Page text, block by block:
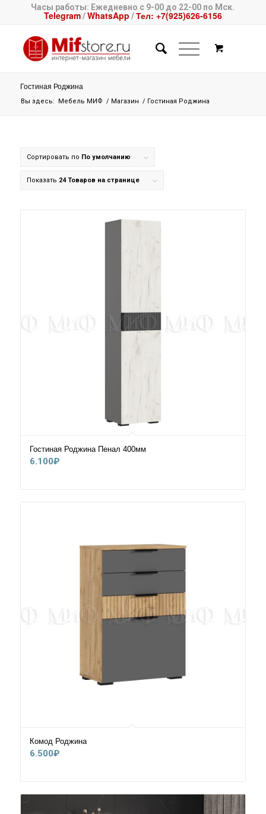
Часы работы: Ежедневно с 9-00 до 22-00 по Мск.
Telegram/WhatsApp /Тел: +7(925)626-6156
Гостиная Роджина
Вы здесь: Мебель МИФ / Магазин / Гостиная Роджина
Сортировать по По умолчанию
Показать 24 Товаров на странице
Гостиная Роджина Пенал 400мм
6.100₽
Комод Роджина
6.500₽